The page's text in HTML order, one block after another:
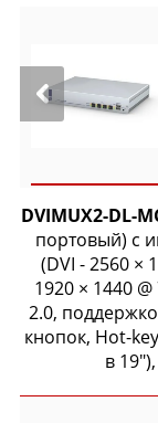
DVIMUX2-DL-
портовый) с
(DVI - 2560 ×
1920 × 1440
2.0,
кнопок, Hot-
в